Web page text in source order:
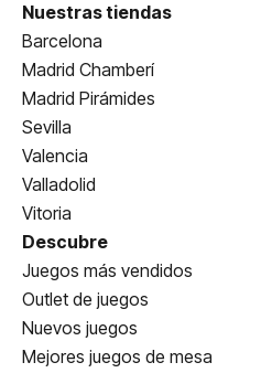
Nuestras tiendas
Barcelona
Madrid Chamberí
Madrid Pirámides
Sevilla
Valencia
Valladolid
Vitoria
Descubre
Juegos más vendidos
Outlet de juegos
Nuevos juegos
Mejores juegos de mesa